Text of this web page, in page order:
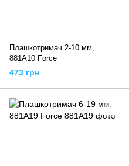
Плашкотримач 2-10 мм,
881A10 Force
473 грн